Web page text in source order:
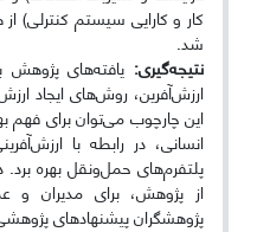
کار و کارایی سیستم کنترلی)
شد.
نتیجه‌گیری: یافته‌های پژوهش
ارزش‌آفرین، روش‌های ایجاد
این چارچوب می‌توان برای فهم
انسانی، در رابطه با
پلتفرم‌های حمل‌و‌نقل بهره برد.
از پژوهش، برای مدیران و
پژوهشگران پیشنهادهای